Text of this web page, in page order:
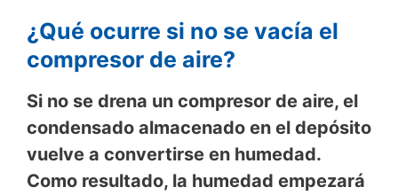
¿Qué ocurre si no se vacía el
compresor de aire?
Si no se drena un compresor de aire, el
condensado almacenado en el depósito
vuelve a convertirse en humedad.
Como resultado, la humedad empezará